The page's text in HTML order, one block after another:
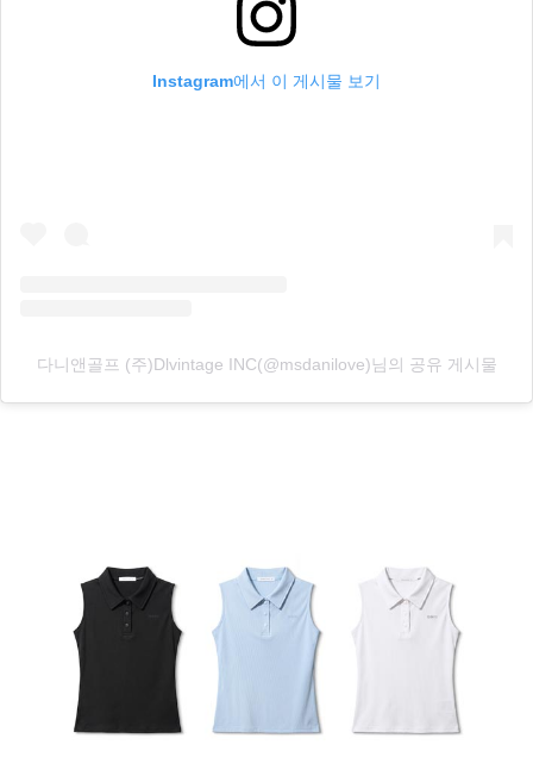
Instagram에서 이 게시물 보기
다니앤골프 (주)Dlvintage INC(@msdanilove)님의 공유 게시물